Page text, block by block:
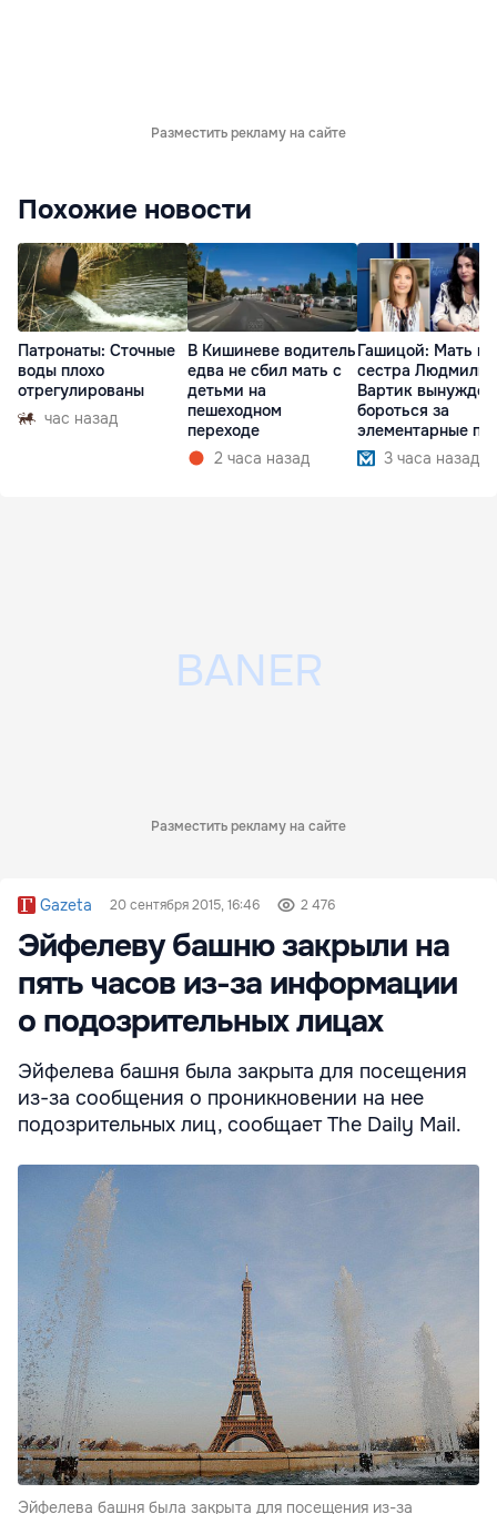
Разместить рекламу на сайте
Похожие новости
Патронаты: Сточные
воды плохо
отрегулированы
час назад
В Кишиневе водитель
едва не сбил мать с
детьми на
пешеходном
переходе
2 часа назад
Гашицой: Мать и
сестра Людмилы
Вартик
бороться за
элементарные
3 часа назад
Разместить рекламу на сайте
Gazeta 20 сентября 2015, 16:46 2 476
Эйфелеву башню закрыли на
пять часов из-за информации
о подозрительных лицах
Эйфелева башня была закрыта для посещения
из-за сообщения о проникновении на нее
подозрительных лиц, сообщает The Daily Mail.
Эйфелева башня была закрыта для посещения из-за